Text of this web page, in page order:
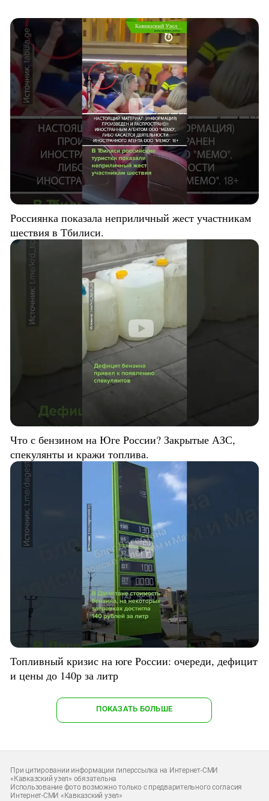
Россиянка показала неприличный жест участникам
шествия в Тбилиси.
Что с бензином на Юге России? Закрытые АЗС,
спекулянты и кражи топлива.
Топливный кризис на юге России: очереди, дефицит
и цены до 140р за литр
ПОКАЗАТЬ БОЛЬШЕ
При цитировании информации гиперссылка на Интернет-СМИ
«Кавказский узел» обязательна
Использование фото возможно только с предварительного согласия
Интернет-СМИ «Кавказский узел»